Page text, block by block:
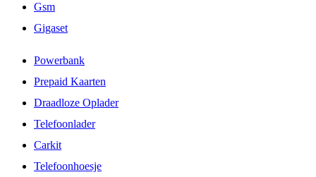
Gsm
Gigaset
Powerbank
Prepaid Kaarten
Draadloze Oplader
Telefoonlader
Carkit
Telefoonhoesje